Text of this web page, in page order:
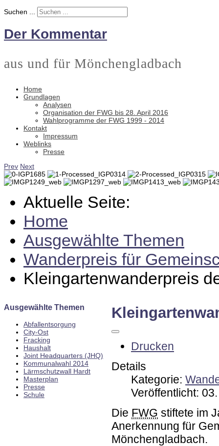
Suchen ...
Der Kommentar
aus und für Mönchengladbach
Home
Grundlagen
Analysen
Organisation der FWG bis 28. April 2016
Wahlprogramme der FWG 1999 - 2014
Kontakt
Impressum
Weblinks
Presse
Prev Next
Aktuelle Seite:
Home
Ausgewählte Themen
Wanderpreis für
Kleingartenwanderpreis
Ausgewählte Themen
Abfallentsorgung
City-Ost
Fracking
Haushalt
Joint Headquarters (JHQ)
Kommunalwahl 2014
Lärmschutzwall Hardt
Masterplan
Presse
Schule
Drucken
Details
Kategorie:
Veröffentlicht:
Die FWG stiftete im
Anerkennung für
Mönchengladbach.